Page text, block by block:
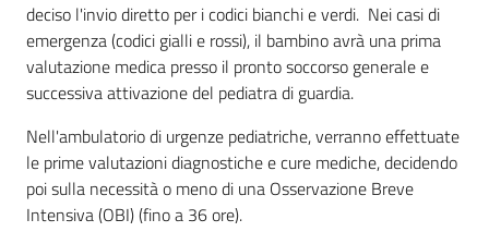
deciso l'invio diretto per i codici bianchi e verdi. Nei casi di
emergenza (codici gialli e rossi), il bambino avrà una prima
valutazione medica presso il pronto soccorso generale e
successiva attivazione del pediatra di guardia.
Nell'ambulatorio di urgenze pediatriche, verranno effettuate
le prime valutazioni diagnostiche e cure mediche, decidendo
poi sulla necessità o meno di una Osservazione Breve
Intensiva (OBI) (fino a 36 ore).